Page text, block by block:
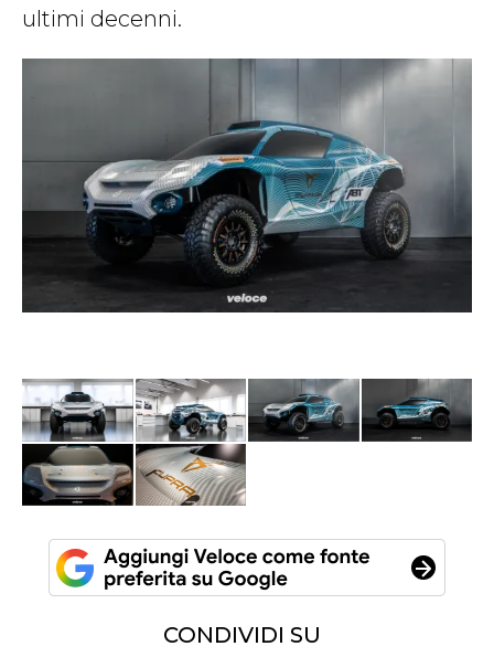
ultimi decenni.
CONDIVIDI SU